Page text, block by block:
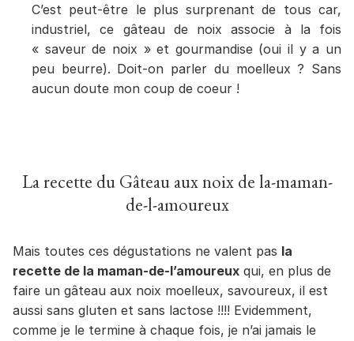
C’est peut-être le plus surprenant de tous car,
industriel, ce gâteau de noix associe à la fois
« saveur de noix » et gourmandise (oui il y a un
peu beurre). Doit-on parler du moelleux ? Sans
aucun doute mon coup de coeur !
La recette du Gâteau aux noix de la-maman-
de-l-amoureux
Mais toutes ces dégustations ne valent pas la
recette de la maman-de-l’amoureux qui, en plus de
faire un gâteau aux noix moelleux, savoureux, il est
aussi sans gluten et sans lactose !!!! Evidemment,
comme je le termine à chaque fois, je n’ai jamais le